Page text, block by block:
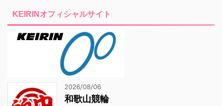
KEIRINオフィシャルサイト
2026/08/06
和歌山競輪